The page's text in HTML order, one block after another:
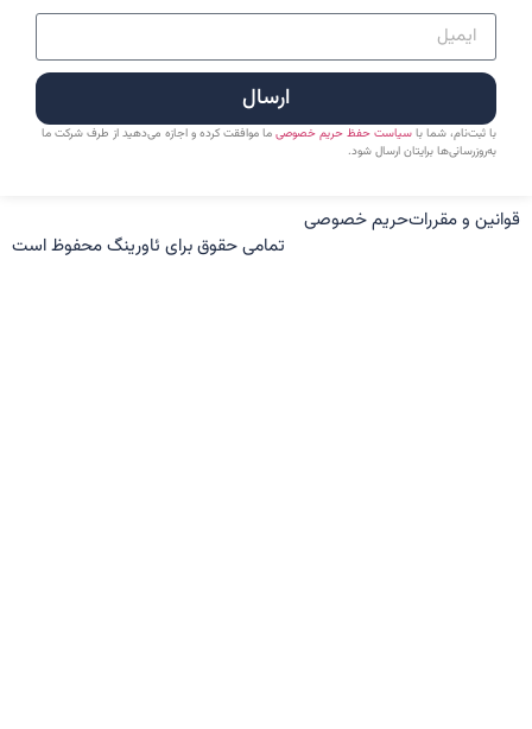
ارسال
با ثبت‌نام، شما با سیاست حفظ حریم خصوصی ما موافقت کرده و اجازه می‌دهید از طرف شرکت ما
به‌روزرسانی‌ها برایتان ارسال شود.
قوانین و مقرراتحریم خصوصی
تمامی حقوق برای ئاورینگ محفوظ است